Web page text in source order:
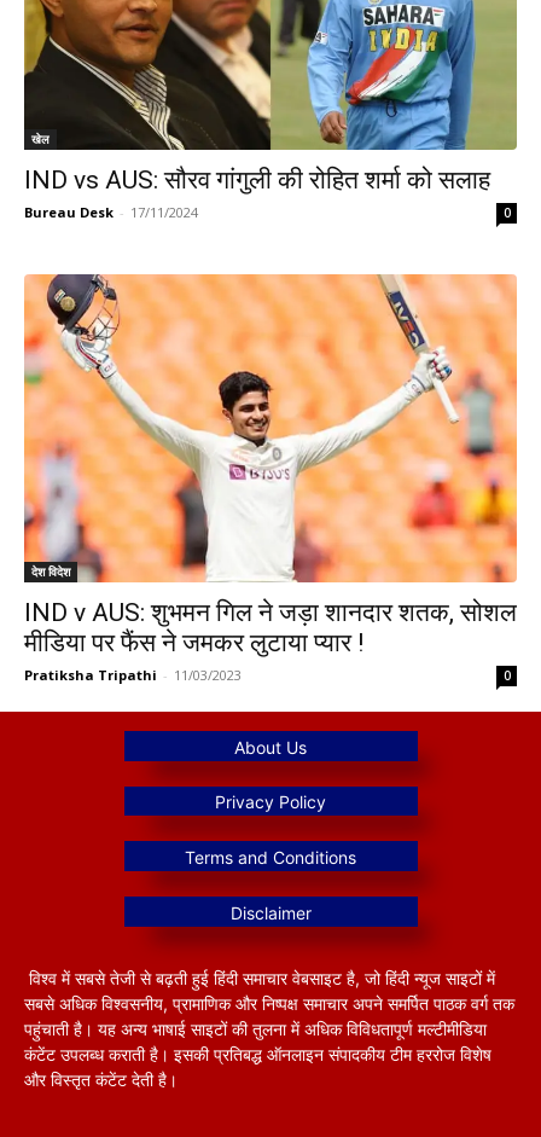
खेल
IND vs AUS: सौरव गांगुली की रोहित शर्मा को सलाह
Bureau Desk - 17/11/2024 0
देश विदेश
IND v AUS: शुभमन गिल ने जड़ा शानदार शतक, सोशल
मीडिया पर फैंस ने जमकर लुटाया प्यार !
Pratiksha Tripathi - 11/03/2023 0
विश्व में सबसे तेजी से बढ़ती हुई हिंदी समाचार वेबसाइट है, जो हिंदी न्यूज साइटों में
सबसे अधिक विश्वसनीय, प्रामाणिक और निष्पक्ष समाचार अपने समर्पित पाठक वर्ग तक
पहुंचाती है। यह अन्य भाषाई साइटों की तुलना में अधिक विविधतापूर्ण मल्टीमीडिया
कंटेंट उपलब्ध कराती है। इसकी प्रतिबद्ध ऑनलाइन संपादकीय टीम हररोज विशेष
और विस्तृत कंटेंट देती है।